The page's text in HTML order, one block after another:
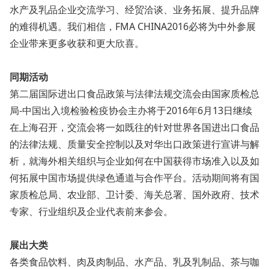
水产及乳品企业交流学习、经贸洽谈、业务拓展、提升品牌
的难得机遇。我们相信，FMA CHINA2016必将为中外参展
企业带来更多收获和更大欣喜。
同期活动
第二届国际进出口食品政策与法律法规交流会由国家质检总
局-中国出入境检验检疫协会主办将于2016年6月13日继续
在上海召开，交流会将一如既往的针对世界各国进出口食品
的法律法规、质量安全控制以及对华出口政策进行宣讲与解
析，就海外相关组织与企业如何在中国获得市场准入以及如
何拓展中国市场提供绿色通道与合作平台。活动期间将有国
家质检总局、农业部、卫计委、海关总署、国外政府、技术
专家、行业组织及企业代表前来参会。
展出大类
各类食品饮料、肉及肉制品、水产品、乳及乳制品、茶与咖